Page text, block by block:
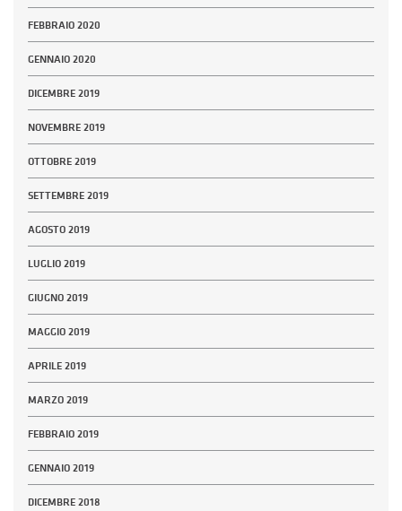
FEBBRAIO 2020
GENNAIO 2020
DICEMBRE 2019
NOVEMBRE 2019
OTTOBRE 2019
SETTEMBRE 2019
AGOSTO 2019
LUGLIO 2019
GIUGNO 2019
MAGGIO 2019
APRILE 2019
MARZO 2019
FEBBRAIO 2019
GENNAIO 2019
DICEMBRE 2018